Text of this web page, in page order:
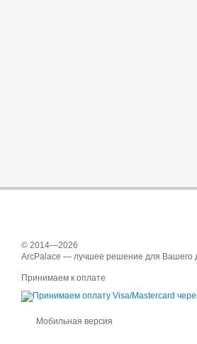
© 2014—2026
ArcPalace — лучшее решение для Вашего
Принимаем к оплате
Мобильная версия